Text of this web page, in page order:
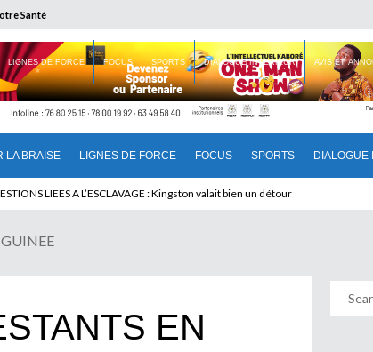
Santé
LA BRAISE LIGNES DE FORCE FOCUS SPORTS DIALOGUE
LIGNES DE FORCE FOCUS SPORTS DIALOGUE INTERIEUR AVIS ET
: Quand Patrice quitte le pouvoir sans partir !
EN